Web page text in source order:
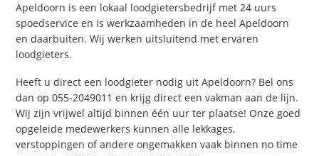
Apeldoorn is een lokaal loodgietersbedrijf met 24 uurs
spoedservice en is werkzaamheden in de heel Apeldoorn
en daarbuiten. Wij werken uitsluitend met ervaren
loodgieters.
Heeft u direct een loodgieter nodig uit Apeldoorn? Bel ons
dan op 055-2049011 en krijg direct een vakman aan de lijn.
Wij zijn vrijwel altijd binnen één uur ter plaatse! Onze goed
opgeleide medewerkers kunnen alle lekkages,
verstoppingen of andere ongemakken vaak binnen no time